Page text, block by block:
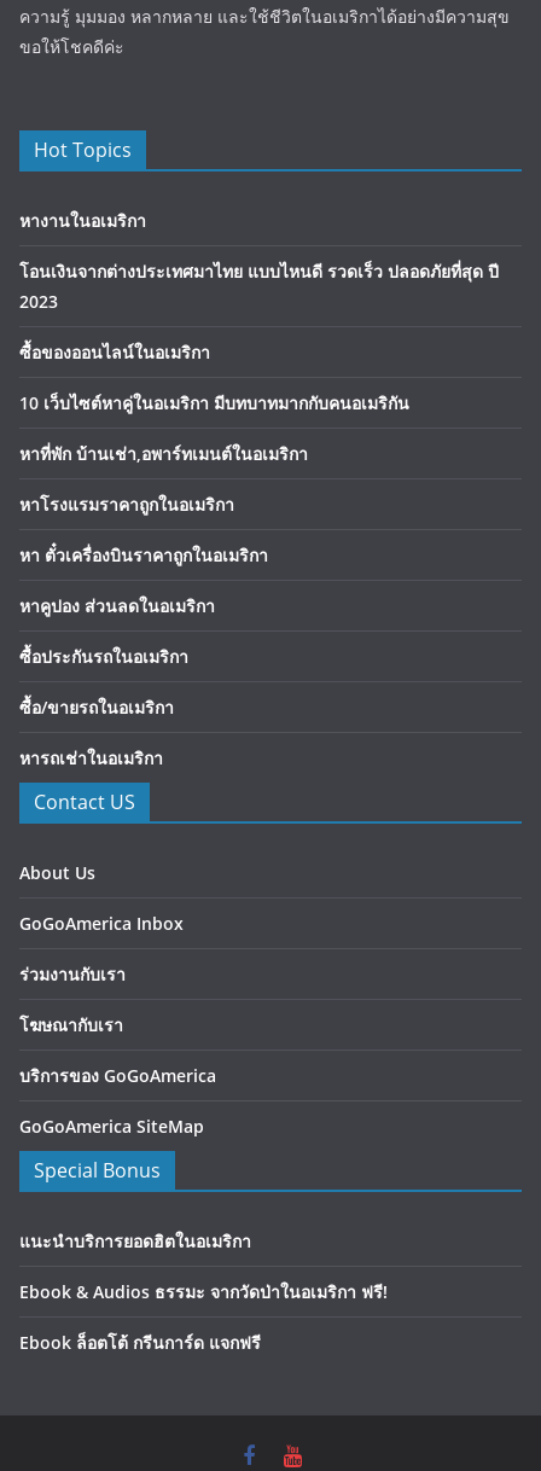
ความรู้ มุมมอง หลากหลาย และใช้ชีวิตในอเมริกาได้อย่างมีความสุข
ขอให้โชคดีค่ะ
Hot Topics
หางานในอเมริกา
โอนเงินจากต่างประเทศมาไทย แบบไหนดี รวดเร็ว ปลอดภัยที่สุด ปี
2023
ซื้อของออนไลน์ในอเมริกา
10 เว็บไซต์หาคู่ในอเมริกา มีบทบาทมากกับคนอเมริกัน
หาที่พัก บ้านเช่า,อพาร์ทเมนต์ในอเมริกา
หาโรงแรมราคาถูกในอเมริกา
หา ตั๋วเครื่องบินราคาถูกในอเมริกา
หาคูปอง ส่วนลดในอเมริกา
ซื้อประกันรถในอเมริกา
ซื้อ/ขายรถในอเมริกา
หารถเช่าในอเมริกา
Contact US
About Us
GoGoAmerica Inbox
ร่วมงานกับเรา
โฆษณากับเรา
บริการของ GoGoAmerica
GoGoAmerica SiteMap
Special Bonus
แนะนำบริการยอดฮิตในอเมริกา
Ebook & Audios ธรรมะ จากวัดป่าในอเมริกา ฟรี!
Ebook ล็อตโต้ กรีนการ์ด แจกฟรี